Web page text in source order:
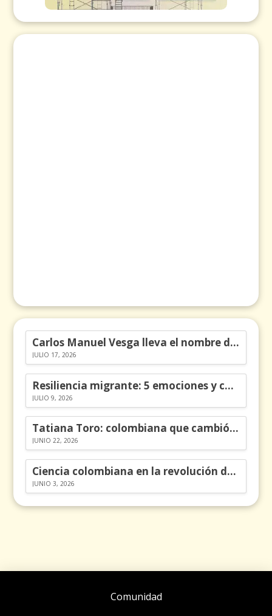
Carlos Manuel Vesga lleva el nombre de Colombia a los Emmy
JULIO 17, 2026
Resiliencia migrante: 5 emociones y cómo gestionarlas
JULIO 9, 2026
Tatiana Toro: colombiana que cambió la historia de las matemáticas
JUNIO 22, 2026
Ciencia colombiana en la revolución de los órganos en chips
JUNIO 3, 2026
Comunidad